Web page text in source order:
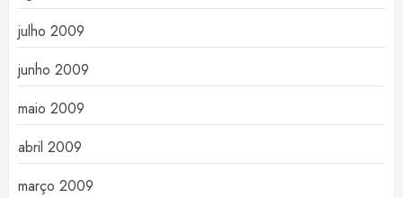
julho 2009
junho 2009
maio 2009
abril 2009
março 2009